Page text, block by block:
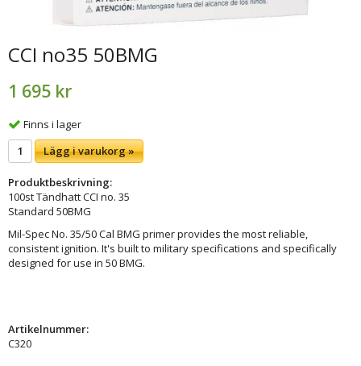
CCI no35 50BMG
1 695 kr
Finns i lager
Lägg i varukorg »
Produktbeskrivning:
100st Tändhatt CCI no. 35
Standard 50BMG
Mil-Spec No. 35/50 Cal BMG primer provides the most reliable,
consistent ignition. It's built to military specifications and specifically
designed for use in 50 BMG.
Artikelnummer:
C320